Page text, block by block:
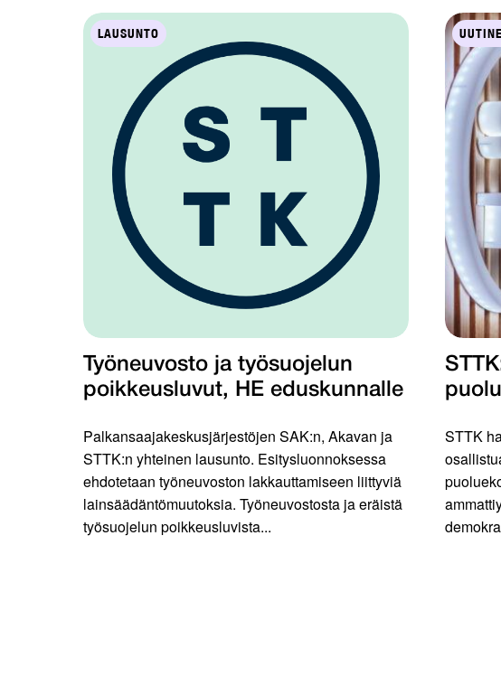
LAUSUNTO
Työneuvosto ja työsuojelun
poikkeusluvut, HE eduskunnalle
Palkansaajakeskusjärjestöjen SAK:n, Akavan ja
STTK:n yhteinen lausunto. Esitysluonnoksessa
ehdotetaan työneuvoston lakkauttamiseen liittyviä
lainsäädäntömuutoksia. Työneuvostosta ja eräistä
työsuojelun poikkeusluvista...
STTK